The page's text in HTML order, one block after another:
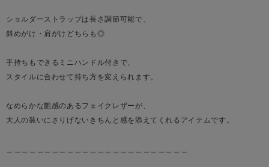
ショルダーストラップは長さ調節可能で、
斜めがけ・肩がけどちらも◎
手持ちもできるミニハンドル付きで、
スタイルに合わせて持ち方を変えられます。
なめらかな艶感のあるフェイクレザーが、
大人の装いにさりげないきちんと感を添えてくれるアイテムです。